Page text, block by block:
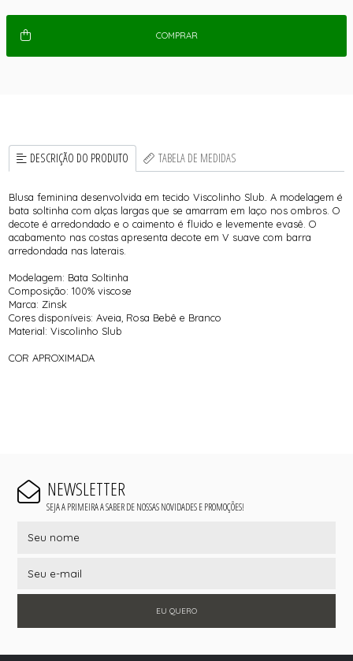
COMPRAR
DESCRIÇÃO DO PRODUTO TABELA DE MEDIDAS
Blusa feminina desenvolvida em tecido Viscolinho Slub. A modelagem é
bata soltinha com alças largas que se amarram em laço nos ombros. O
decote é arredondado e o caimento é fluido e levemente evasê. O
acabamento nas costas apresenta decote em V suave com barra
arredondada nas laterais.
Modelagem: Bata Soltinha
Composição: 100% viscose
Marca: Zinsk
Cores disponíveis: Aveia, Rosa Bebê e Branco
Material: Viscolinho Slub
COR APROXIMADA
NEWSLETTER
SEJA A PRIMEIRA A SABER DE NOSSAS NOVIDADES E PROMOÇÕES!
EU QUERO